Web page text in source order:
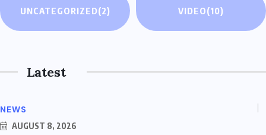
UNCATEGORIZED(2) VIDEO(10)
Latest
NEWS
AUGUST 8, 2026